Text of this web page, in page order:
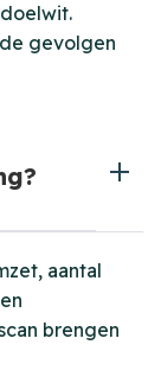
gevolgen
aantal
brengen